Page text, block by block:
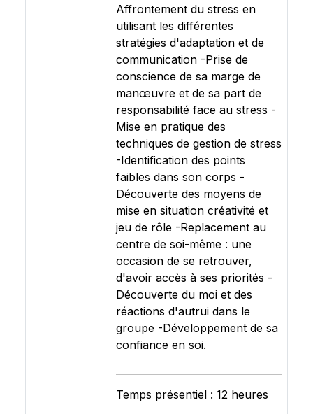
Affrontement du stress en
utilisant les différentes
stratégies d'adaptation et de
communication -Prise de
conscience de sa marge de
manœuvre et de sa part de
responsabilité face au stress -
Mise en pratique des
techniques de gestion de stress
-Identification des points
faibles dans son corps -
Découverte des moyens de
mise en situation créativité et
jeu de rôle -Replacement au
centre de soi-même : une
occasion de se retrouver,
d'avoir accès à ses priorités -
Découverte du moi et des
réactions d'autrui dans le
groupe -Développement de sa
confiance en soi.
Temps présentiel : 12 heures